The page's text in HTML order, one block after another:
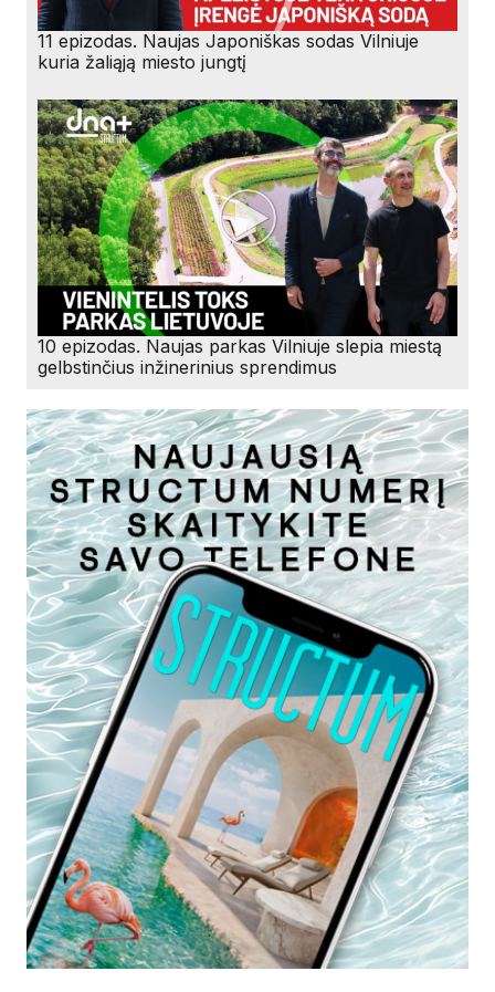
11 epizodas. Naujas Japoniškas sodas Vilniuje
kuria žaliąją miesto jungtį
10 epizodas. Naujas parkas Vilniuje slepia miestą
gelbstinčius inžinerinius sprendimus